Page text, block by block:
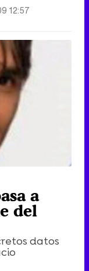
12:57
a
del
datos